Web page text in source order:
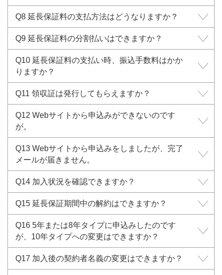
Q8 延長保証料の支払方法はどうなりますか？
Q9 延長保証料の分割払いはできますか？
Q10 延長保証料の支払い時、振込手数料はかか
りますか？
Q11 領収証は発行してもらえますか？
Q12 Webサイトから申込みができないのです
が。
Q13 Webサイトから申込みをしましたが、完了
メールが届きません。
Q14 加入状況を確認できますか？
Q15 延長保証期間中の解約はできますか？
Q16 5年または8年タイプに申込みしたのです
が、10年タイプへの変更はできますか？
Q17 加入後の契約者名義の変更はできますか？